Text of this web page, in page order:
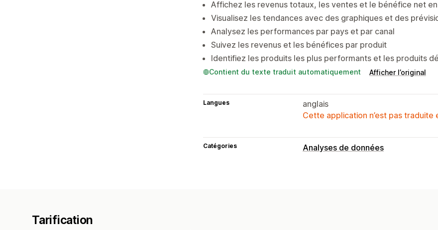
Affichez les revenus totaux, les ventes et le bénéfice net
Visualisez les tendances avec des graphiques et des
Analysez les performances par pays et par canal
Suivez les revenus et les bénéfices par produit
Identifiez les produits les plus performants et les produits
Contient du texte traduit automatiquement Afficher l’original
Langues
anglais
Cette application n’est pas traduite
Catégories Analyses de données
Tarification